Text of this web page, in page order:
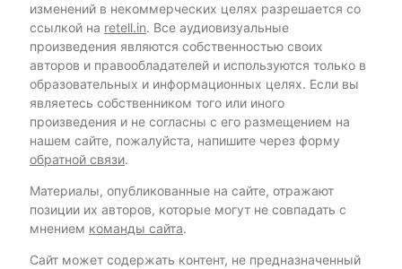
изменений в некоммерческих целях разрешается со
ссылкой на retell.in. Все аудиовизуальные
произведения являются собственностью своих
авторов и правообладателей и используются только в
образовательных и информационных целях. Если вы
являетесь собственником того или иного
произведения и не согласны с его размещением на
нашем сайте, пожалуйста, напишите через форму
обратной связи.
Материалы, опубликованные на сайте, отражают
позиции их авторов, которые могут не совпадать с
мнением команды сайта.
Сайт может содержать контент, не предназначенный